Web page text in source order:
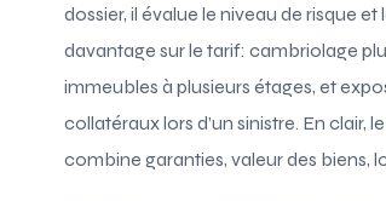
dossier, il évalue le niveau de risque
davantage sur le tarif: cambriolage
immeubles à plusieurs étages, et
collatéraux lors d’un sinistre. En clair,
combine garanties, valeur des biens,